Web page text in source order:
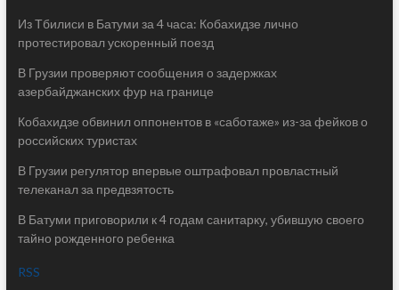
Из Тбилиси в Батуми за 4 часа: Кобахидзе лично
протестировал ускоренный поезд
В Грузии проверяют сообщения о задержках
азербайджанских фур на границе
Кобахидзе обвинил оппонентов в «саботаже» из-за фейков о
российских туристах
В Грузии регулятор впервые оштрафовал провластный
телеканал за предвзятость
В Батуми приговорили к 4 годам санитарку, убившую своего
тайно рожденного ребенка
RSS